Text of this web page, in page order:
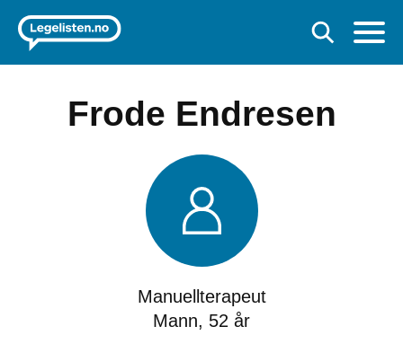
Frode Endresen
Manuellterapeut
Mann, 52 år